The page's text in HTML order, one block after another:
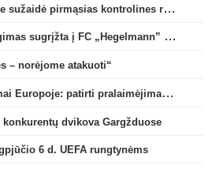
Vaikinų U15 rinktinė Taline sužaidė pirmąsias kontrolines rungtynes
Kristupas–Algirdas Padegimas sugrįžta į FC „Hegelmann” B sudėtį
– norėjome atakuoti“
Lietuvos klubų pasirodymai Europoje: patirti pralaimėjimai Kroatijos atstovams
dvikova Gargžduose
6 d. UEFA rungtynėms